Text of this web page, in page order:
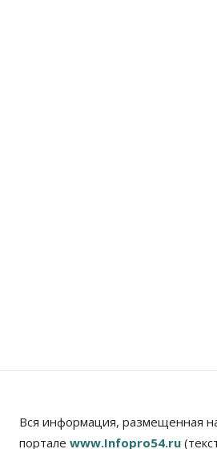
Вся информация, размещенная
портале www.Infopro54.ru